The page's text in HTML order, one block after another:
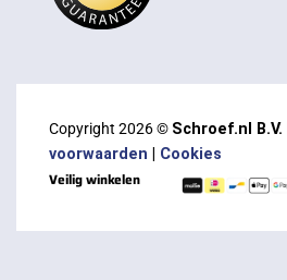
Copyright 2026 © Schroef.nl B.V. |
voorwaarden
Cookies
Veilig winkelen